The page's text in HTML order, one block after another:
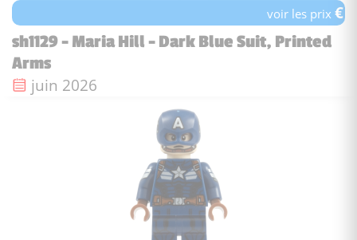
voir les prix€
sh1129 - Maria Hill - Dark Blue Suit, Printed
Arms
Date de sortie :
juin 2026